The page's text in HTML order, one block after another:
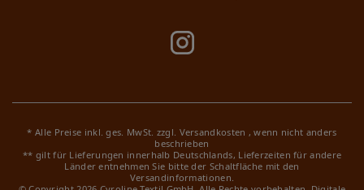
* Alle Preise inkl. ges. MwSt. zzgl. Versandkosten , wenn nicht anders
beschrieben
** gilt für Lieferungen innerhalb Deutschlands, Lieferzeiten für andere
Länder entnehmen Sie bitte der Schaltfläche mit den
Versandinformationen.